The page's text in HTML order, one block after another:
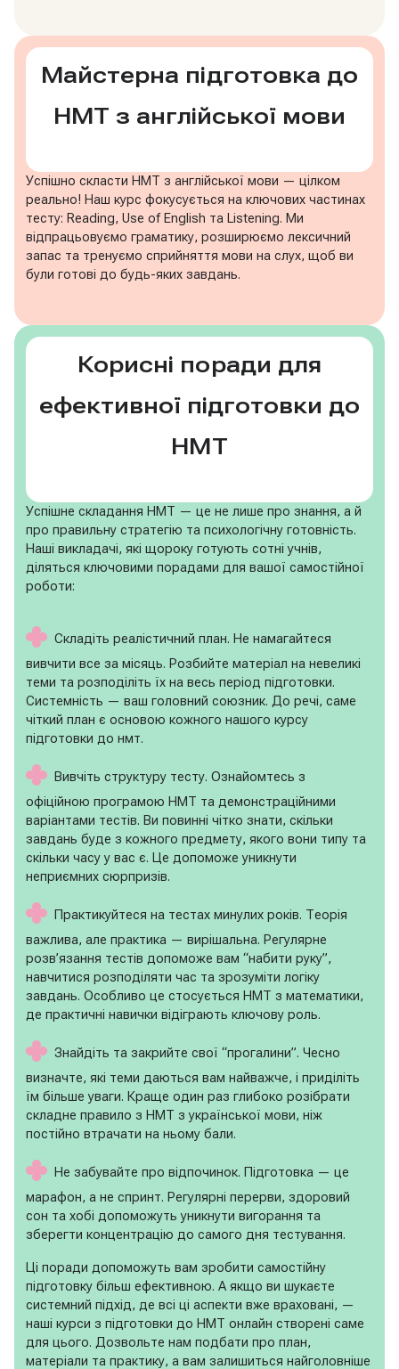
Майстерна підготовка до
НМТ з англійської мови
Успішно скласти НМТ з англійської мови — цілком
реально! Наш курс фокусується на ключових частинах
тесту: Reading, Use of English та Listening. Ми
відпрацьовуємо граматику, розширюємо лексичний
запас та тренуємо сприйняття мови на слух, щоб ви
були готові до будь-яких завдань.
Корисні поради для
ефективної підготовки до
НМТ
Успішне складання НМТ — це не лише про знання, а й
про правильну стратегію та психологічну готовність.
Наші викладачі, які щороку готують сотні учнів,
діляться ключовими порадами для вашої самостійної
роботи:
Складіть реалістичний план. Не намагайтеся
вивчити все за місяць. Розбийте матеріал на невеликі
теми та розподіліть їх на весь період підготовки.
Системність — ваш головний союзник. До речі, саме
чіткий план є основою кожного нашого курсу
підготовки до нмт.
Вивчіть структуру тесту. Ознайомтесь з
офіційною програмою НМТ та демонстраційними
варіантами тестів. Ви повинні чітко знати, скільки
завдань буде з кожного предмету, якого вони типу та
скільки часу у вас є. Це допоможе уникнути
неприємних сюрпризів.
Практикуйтеся на тестах минулих років. Теорія
важлива, але практика — вирішальна. Регулярне
розв’язання тестів допоможе вам “набити руку”,
навчитися розподіляти час та зрозуміти логіку
завдань. Особливо це стосується НМТ з математики,
де практичні навички відіграють ключову роль.
Знайдіть та закрийте свої “прогалини”. Чесно
визначте, які теми даються вам найважче, і приділіть
їм більше уваги. Краще один раз глибоко розібрати
складне правило з НМТ з української мови, ніж
постійно втрачати на ньому бали.
Не забувайте про відпочинок. Підготовка — це
марафон, а не спринт. Регулярні перерви, здоровий
сон та хобі допоможуть уникнути вигорання та
зберегти концентрацію до самого дня тестування.
Ці поради допоможуть вам зробити самостійну
підготовку більш ефективною. А якщо ви шукаєте
системний підхід, де всі ці аспекти вже враховані, —
наші курси з підготовки до НМТ онлайн створені саме
для цього. Дозвольте нам подбати про план,
матеріали та практику, а вам залишиться найголовніше